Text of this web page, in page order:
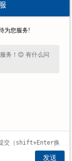
是直接更换
是一根坏了，
若是只更换一
况，减震受力
会发出异响？
原理
为您服务!
务！😊 有什么问
发送